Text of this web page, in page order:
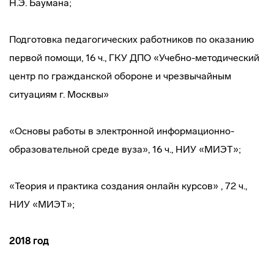
Н.Э. Баумана;
Подготовка педагогических работников по оказанию
первой помощи, 16 ч., ГКУ ДПО «Учебно-методический
центр по гражданской обороне и чрезвычайным
ситуациям г. Москвы»
«Основы работы в электронной информационно-
образовательной среде вуза», 16 ч., НИУ «МИЭТ»;
«Теория и практика создания онлайн курсов» , 72 ч.,
НИУ «МИЭТ»;
2018 год